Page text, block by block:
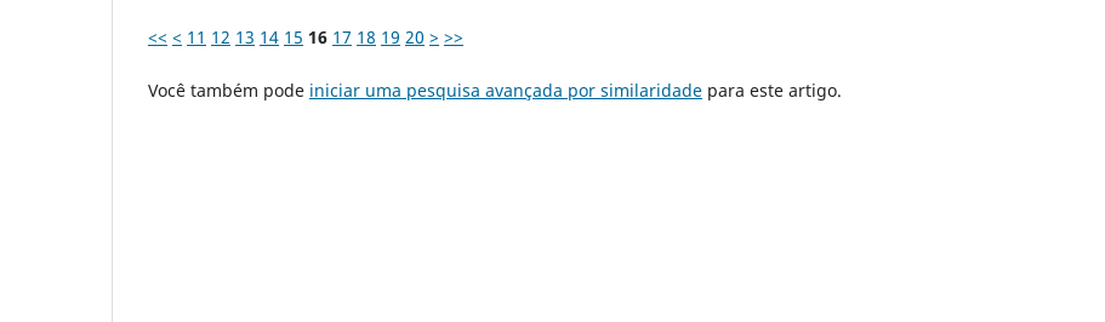
<< < 11 12 13 14 15 16 17 18 19 20 > >>
Você também pode iniciar uma pesquisa avançada por similaridade para este artigo.